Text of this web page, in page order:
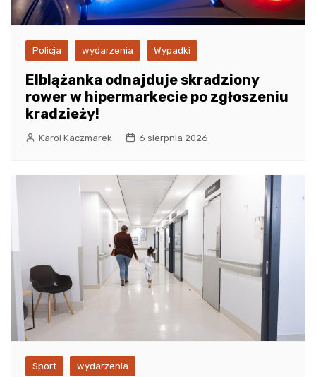
Policja wydarzenia Wypadki
Elblążanka odnajduje skradziony
rower w hipermarkecie po zgłoszeniu
kradzieży!
Karol Kaczmarek 6 sierpnia 2026
Sport wydarzenia